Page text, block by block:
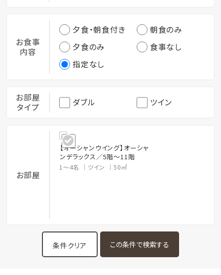
お食事
内容
夕食・朝食付き
朝食のみ
夕食のみ
食事なし
指定なし
お部屋
タイプ
ダブル ツイン
お部屋
【オーシャンウイング】オーシャ
ンデラックス／5階～11階
1～4名 ツイン 50㎡
条件クリア